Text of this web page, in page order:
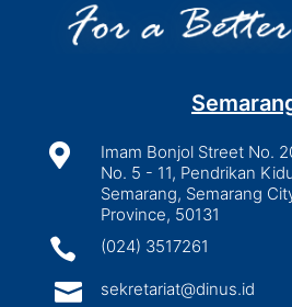

Imam Bonjol Street No.
No. 5 - 11, Pendrikan
Semarang, Semarang
Province, 50131
 (024) 3517261
 sekretariat@dinus.id